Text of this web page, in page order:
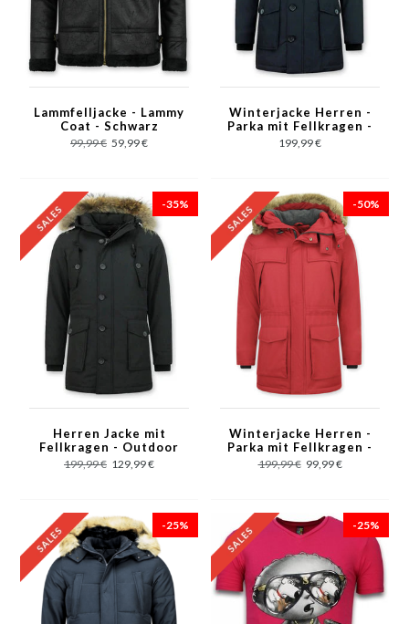
Lammfelljacke - Lammy
Coat - Schwarz
99,99 € 59,99 €
Winterjacke Herren -
Parka mit Fellkragen -
Blau
199,99 €
-35%
Herren Jacke mit
Fellkragen - Outdoor
Parka - Schwarz
199,99 € 129,99 €
-50%
Winterjacke Herren -
Parka mit Fellkragen -
Rot
199,99 € 99,99 €
-25% -25%